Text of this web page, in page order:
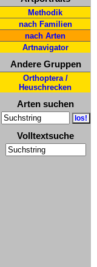
Methodik
nach Familien
nach Arten
Artnavigator
Andere Gruppen
Orthoptera /
Heuschrecken
Arten suchen
Volltextsuche